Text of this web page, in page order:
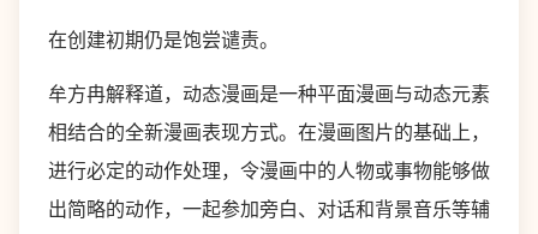
在创建初期仍是饱尝谴责。
牟方冉解释道，动态漫画是一种平面漫画与动态元素
相结合的全新漫画表现方式。在漫画图片的基础上，
进行必定的动作处理，令漫画中的人物或事物能够做
出简略的动作，一起参加旁白、对话和背景音乐等辅